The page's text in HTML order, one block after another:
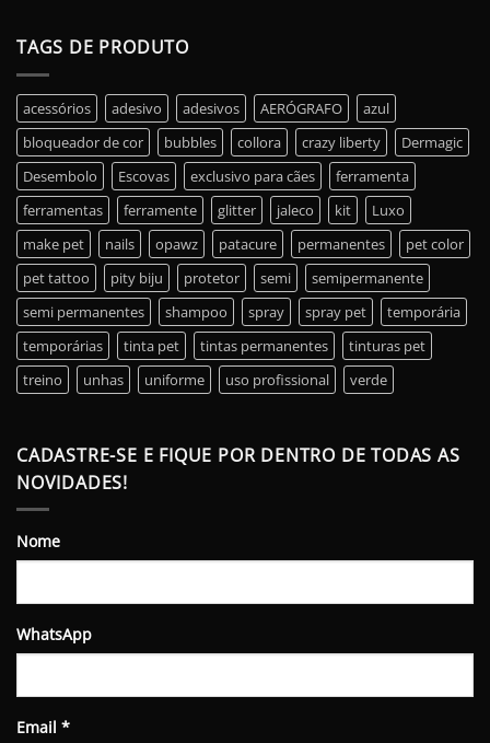
TAGS DE PRODUTO
acessórios adesivo adesivos AERÓGRAFO
azul
bloqueador de cor
bubbles collora crazy liberty
Dermagic
Desembolo
Escovas exclusivo para cães
ferramenta
ferramentas
ferramente glitter jaleco kit
Luxo
make pet
nails opawz patacure permanentes
pet color
pet tattoo
pity biju protetor semi
semipermanente
semi permanentes
shampoo spray spray pet
temporária
temporárias
tinta pet tintas permanentes
tinturas pet
treino
unhas uniforme uso profissional verde
CADASTRE-SE E FIQUE POR DENTRO DE TODAS AS
NOVIDADES!
Nome
WhatsApp
Email *